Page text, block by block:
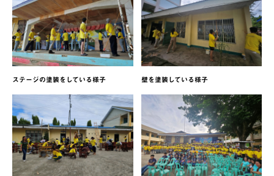
ステージの塗装をしている様子 壁を塗装している様子